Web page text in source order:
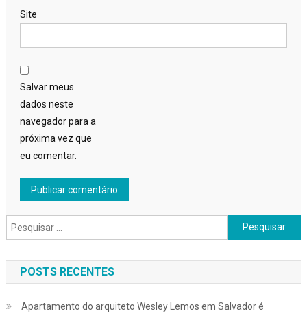
Site
Salvar meus
dados neste
navegador para a
próxima vez que
eu comentar.
Pesquisar
por:
POSTS RECENTES
Apartamento do arquiteto Wesley Lemos em Salvador é